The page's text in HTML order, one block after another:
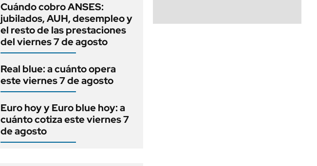
Cuándo cobro ANSES:
jubilados, AUH, desempleo y
el resto de las prestaciones
del viernes 7 de agosto
Real blue: a cuánto opera
este viernes 7 de agosto
Euro hoy y Euro blue hoy: a
cuánto cotiza este viernes 7
de agosto